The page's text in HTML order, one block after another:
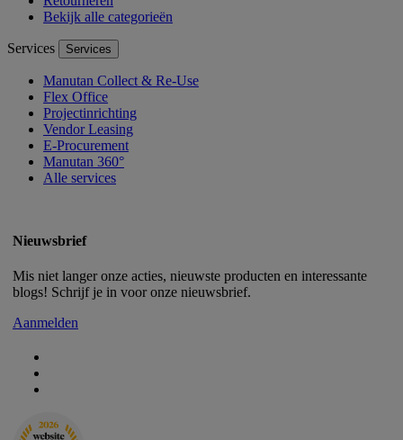
Bekijk alle categorieën
Services Services
Manutan Collect & Re-Use
Flex Office
Projectinrichting
Vendor Leasing
E-Procurement
Manutan 360°
Alle services
Nieuwsbrief
Mis niet langer onze acties, nieuwste producten en interessante
blogs! Schrijf je in voor onze nieuwsbrief.
Aanmelden